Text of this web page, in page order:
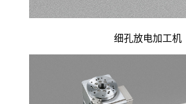
细孔放电加工机